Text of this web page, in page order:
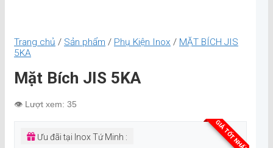
Trang chủ / Sản phẩm / Phụ Kiện Inox / MẶT BÍCH JIS
5KA
Mặt Bích JIS 5KA
👁️ Lượt xem: 35
GIÁ TỐT NHẤT
Ưu đãi tại Inox Tứ Minh :